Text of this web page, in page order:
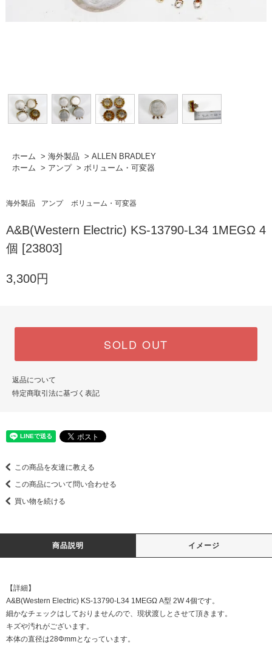
ホーム > 海外製品 > ALLEN BRADLEY
ホーム > アンプ > ボリューム・可変器
海外製品 アンプ ボリューム・可変器
A&B(Western Electric) KS-13790-L34 1MEGΩ 4
個 [23803]
3,300円
SOLD OUT
返品について
特定商取引法に基づく表記
この商品を友達に教える
この商品について問い合わせる
買い物を続ける
商品説明 イメージ
【詳細】
A&B(Western Electric) KS-13790-L34 1MEGΩ A型 2W 4個です。
細かなチェックはしておりませんので、現状渡しとさせて頂きます。
キズや汚れがございます。
本体の直径は28Φmmとなっています。